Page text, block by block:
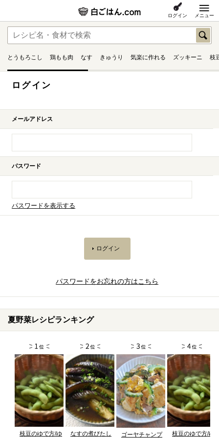
ログイン メニュー
とうもろこし 鶏もも肉 なす きゅうり 気楽に作れる ズッキーニ 枝
ログイン
メールアドレス
パスワード
パスワードを表示する
パスワードをお忘れの方はこちら
夏野菜レシピランキング
枝豆のゆで方/ゆ
なすの煮びたし
ゴーヤチャンプ
枝豆のゆで方/ゆ